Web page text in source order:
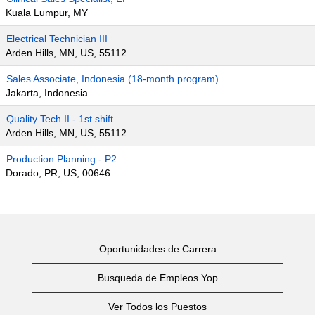
Kuala Lumpur, MY
Electrical Technician III
Arden Hills, MN, US, 55112
Sales Associate, Indonesia (18-month program)
Jakarta, Indonesia
Quality Tech II - 1st shift
Arden Hills, MN, US, 55112
Production Planning - P2
Dorado, PR, US, 00646
Oportunidades de Carrera
Busqueda de Empleos Yop
Ver Todos los Puestos